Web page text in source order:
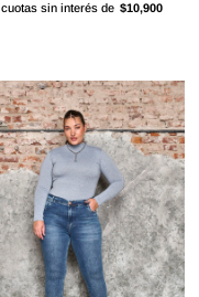
cuotas sin interés de $10,900